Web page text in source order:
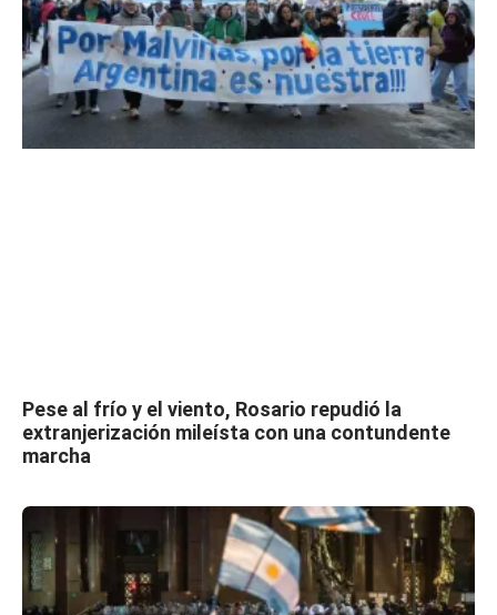
Pese al frío y el viento, Rosario repudió la
extranjerización mileísta con una contundente
marcha